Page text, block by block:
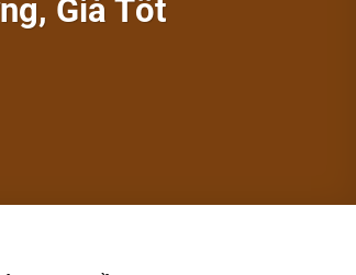
Giá Tốt